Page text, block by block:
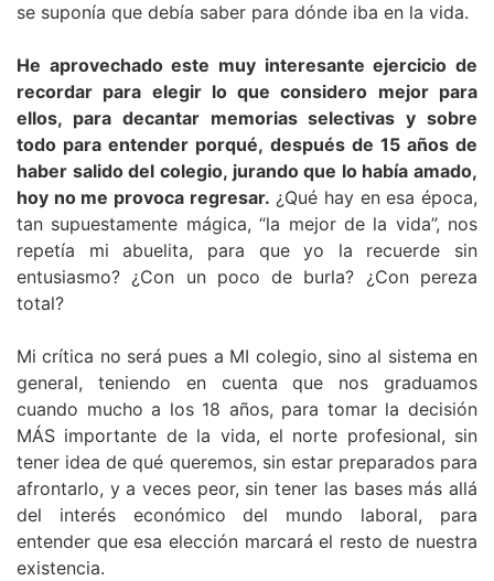
se suponía que debía saber para dónde iba en la vida.
He aprovechado este muy interesante ejercicio de
recordar para elegir lo que considero mejor para
ellos, para decantar memorias selectivas y sobre
todo para entender porqué, después de 15 años de
haber salido del colegio, jurando que lo había amado,
hoy no me provoca regresar. ¿Qué hay en esa época,
tan supuestamente mágica, “la mejor de la vida”, nos
repetía mi abuelita, para que yo la recuerde sin
entusiasmo? ¿Con un poco de burla? ¿Con pereza
total?
Mi crítica no será pues a MI colegio, sino al sistema en
general, teniendo en cuenta que nos graduamos
cuando mucho a los 18 años, para tomar la decisión
MÁS importante de la vida, el norte profesional, sin
tener idea de qué queremos, sin estar preparados para
afrontarlo, y a veces peor, sin tener las bases más allá
del interés económico del mundo laboral, para
entender que esa elección marcará el resto de nuestra
existencia.